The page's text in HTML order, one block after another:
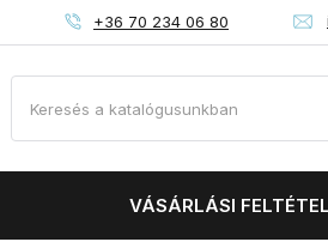
+36 70 234 06 80
VÁSÁRLÁSI